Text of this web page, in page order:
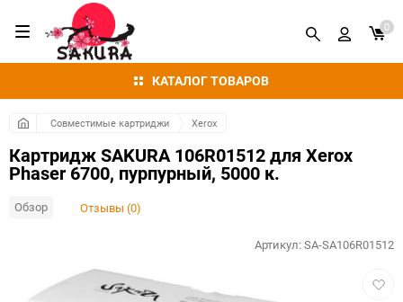
КАТАЛОГ ТОВАРОВ
0
Совместимые картриджи Xerox
Картридж SAKURA 106R01512 для Xerox
Phaser 6700, пурпурный, 5000 к.
Обзор Отзывы (0)
Артикул:SA-SA106R01512